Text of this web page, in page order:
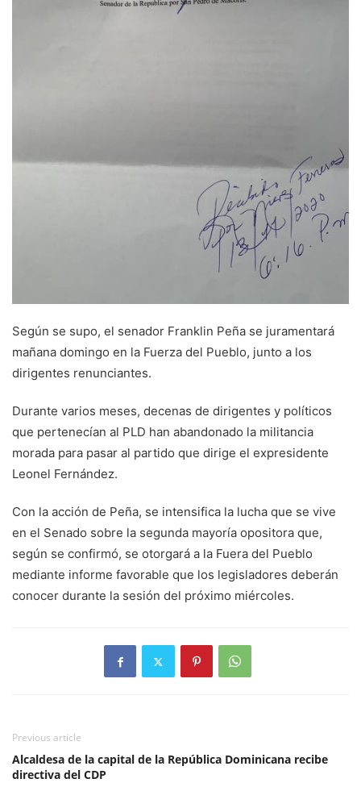
Según se supo, el senador Franklin Peña se juramentará
mañana domingo en la Fuerza del Pueblo, junto a los
dirigentes renunciantes.
Durante varios meses, decenas de dirigentes y políticos
que pertenecían al PLD han abandonado la militancia
morada para pasar al partido que dirige el expresidente
Leonel Fernández.
Con la acción de Peña, se intensifica la lucha que se vive
en el Senado sobre la segunda mayoría opositora que,
según se confirmó, se otorgará a la Fuera del Pueblo
mediante informe favorable que los legisladores deberán
conocer durante la sesión del próximo miércoles.
Previous article
Alcaldesa de la capital de la República Dominicana recibe
directiva del CDP